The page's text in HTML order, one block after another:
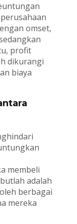
omset,
profit
dikurangi
biaya
membeli
adalah
berbagai
mereka